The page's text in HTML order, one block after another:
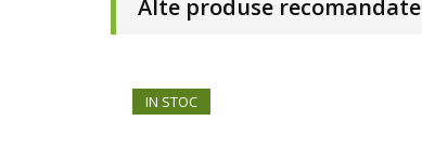
Alte produse recomandate
IN STOC